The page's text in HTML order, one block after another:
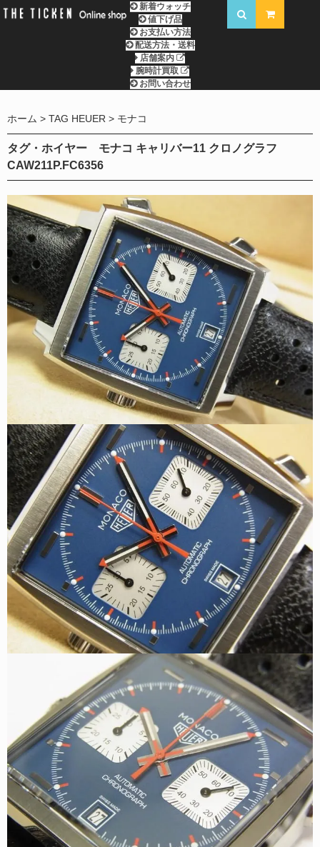
新着ウォッチ
値下げ品
お支払い方法
配送方法・送料
店舗案内
腕時計買取
お問い合わせ
ホーム TAG HEUER モナコ
タグ・ホイヤー モナコ キャリバー11 クロノグラフ
CAW211P.FC6356